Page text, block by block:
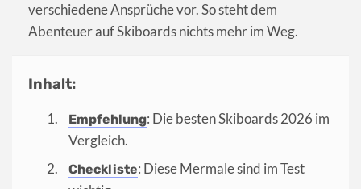
verschiedene Ansprüche vor. So steht dem
Abenteuer auf Skiboards nichts mehr im Weg.
Inhalt:
Empfehlung: Die besten Skiboards 2026 im
Vergleich.
Checkliste: Diese Mermale sind im Test